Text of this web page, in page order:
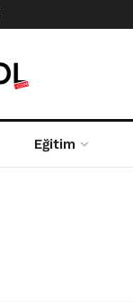
Eğitim